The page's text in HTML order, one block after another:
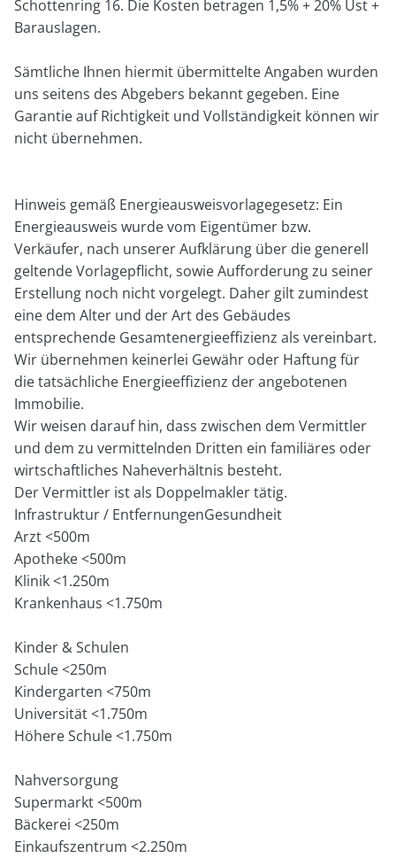
Schottenring 16. Die Kosten betragen 1,5% + 20% Ust +
Barauslagen.
Sämtliche Ihnen hiermit übermittelte Angaben wurden
uns seitens des Abgebers bekannt gegeben. Eine
Garantie auf Richtigkeit und Vollständigkeit können wir
nicht übernehmen.
Hinweis gemäß Energieausweisvorlagegesetz: Ein
Energieausweis wurde vom Eigentümer bzw.
Verkäufer, nach unserer Aufklärung über die generell
geltende Vorlagepflicht, sowie Aufforderung zu seiner
Erstellung noch nicht vorgelegt. Daher gilt zumindest
eine dem Alter und der Art des Gebäudes
entsprechende Gesamtenergieeffizienz als vereinbart.
Wir übernehmen keinerlei Gewähr oder Haftung für
die tatsächliche Energieeffizienz der angebotenen
Immobilie.
Wir weisen darauf hin, dass zwischen dem Vermittler
und dem zu vermittelnden Dritten ein familiäres oder
wirtschaftliches Naheverhältnis besteht.
Der Vermittler ist als Doppelmakler tätig.
Infrastruktur / EntfernungenGesundheit
Arzt <500m
Apotheke <500m
Klinik <1.250m
Krankenhaus <1.750m
Kinder & Schulen
Schule <250m
Kindergarten <750m
Universität <1.750m
Höhere Schule <1.750m
Nahversorgung
Supermarkt <500m
Bäckerei <250m
Einkaufszentrum <2.250m